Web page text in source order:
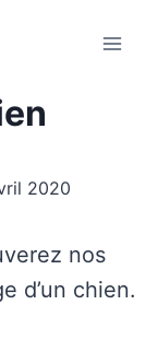
2020
nos
d’un chien.